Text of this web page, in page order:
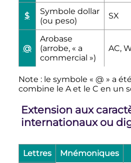
$
Symbole dollar
(ou peso)
SX
@
Arobase
(arrobe, « a
commercial »)
AC,
Note : le symbole « @ » a
combine le A et le C en un
Extension aux
internationaux ou
Lettres Mnémoniques